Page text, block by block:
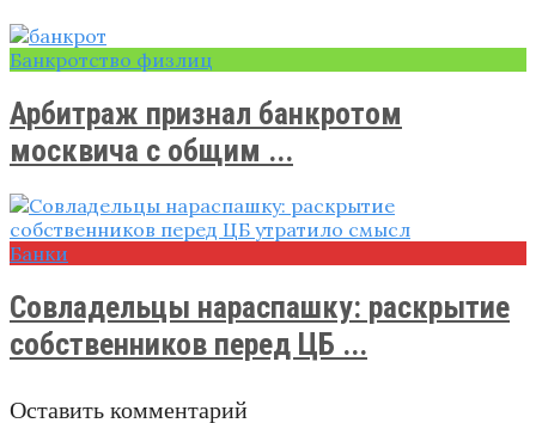
Банкротство физлиц
Арбитраж признал банкротом
москвича с общим ...
Банки
Совладельцы нараспашку: раскрытие
собственников перед ЦБ ...
Оставить комментарий